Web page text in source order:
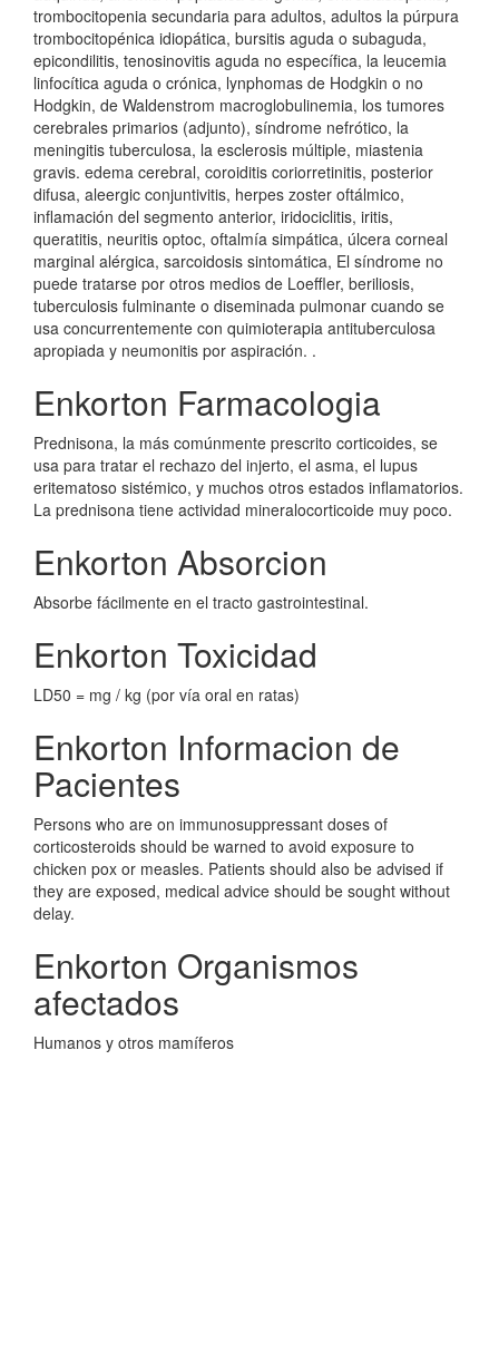
trombocitopenia secundaria para adultos, adultos la púrpura
trombocitopénica idiopática, bursitis aguda o subaguda,
epicondilitis, tenosinovitis aguda no específica, la leucemia
linfocítica aguda o crónica, lynphomas de Hodgkin o no
Hodgkin, de Waldenstrom macroglobulinemia, los tumores
cerebrales primarios (adjunto), síndrome nefrótico, la
meningitis tuberculosa, la esclerosis múltiple, miastenia
gravis. edema cerebral, coroiditis coriorretinitis, posterior
difusa, aleergic conjuntivitis, herpes zoster oftálmico,
inflamación del segmento anterior, iridociclitis, iritis,
queratitis, neuritis optoc, oftalmía simpática, úlcera corneal
marginal alérgica, sarcoidosis sintomática, El síndrome no
puede tratarse por otros medios de Loeffler, beriliosis,
tuberculosis fulminante o diseminada pulmonar cuando se
usa concurrentemente con quimioterapia antituberculosa
apropiada y neumonitis por aspiración. .
Enkorton Farmacologia
Prednisona, la más comúnmente prescrito corticoides, se
usa para tratar el rechazo del injerto, el asma, el lupus
eritematoso sistémico, y muchos otros estados inflamatorios.
La prednisona tiene actividad mineralocorticoide muy poco.
Enkorton Absorcion
Absorbe fácilmente en el tracto gastrointestinal.
Enkorton Toxicidad
LD50 = mg / kg (por vía oral en ratas)
Enkorton Informacion de
Pacientes
Persons who are on immunosuppressant doses of
corticosteroids should be warned to avoid exposure to
chicken pox or measles. Patients should also be advised if
they are exposed, medical advice should be sought without
delay.
Enkorton Organismos
afectados
Humanos y otros mamíferos